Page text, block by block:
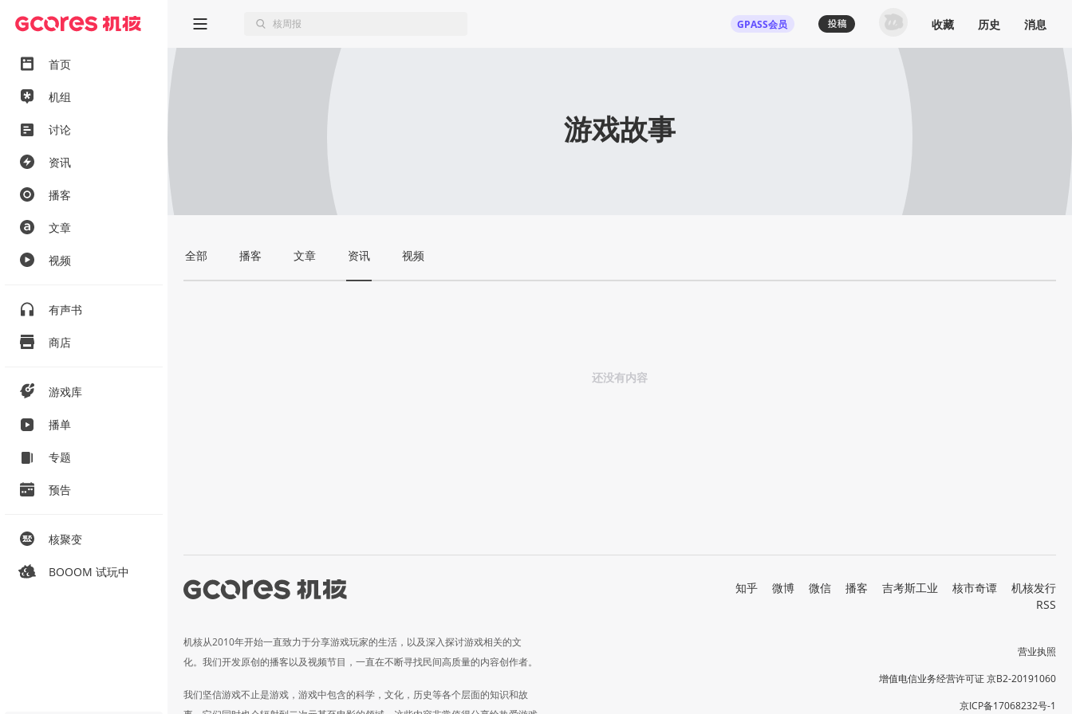
首页
机组
讨论
资讯
播客
文章
视频
有声书
商店
游戏库
播单
专题
预告
核聚变
BOOOM 试玩中
GPASS会员 收藏 历史 消息
游戏故事
全部 播客 文章 资讯 视频
还没有内容
机核从2010年开始一直致力于分享游戏玩家的生活，以及深入探讨游戏相关的文
化。我们开发原创的播客以及视频节目，一直在不断寻找民间高质量的内容创作者。
我们坚信游戏不止是游戏，游戏中包含的科学，文化，历史等各个层面的知识和故
知乎 微博 微信 播客 吉考斯工业 核市奇谭
机核发行
RSS
营业执照
增值电信业务经营许可证 京B2-20191060
京ICP备17068232号-1